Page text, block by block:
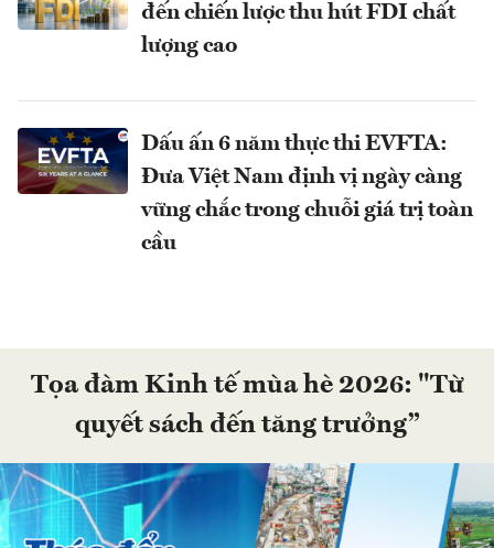
đến chiến lược thu hút FDI chất
lượng cao
Dấu ấn 6 năm thực thi EVFTA:
Đưa Việt Nam định vị ngày càng
vững chắc trong chuỗi giá trị toàn
cầu
Tọa đàm Kinh tế mùa hè 2026: "Từ
quyết sách đến tăng trưởng”